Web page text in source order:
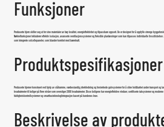
Funksjoner
Produserte hjem skiller seg ut for sine materialer av høy kvalitet, energieffektivitet og tilpassbare oppsett. De er designet for å oppfylle strenge
Nøkkelfunksjoner inkluderer effektiv isolasjon, avanserte ventilasjonssystemer og fleksible planløsninger som kan tilpasses individuelle
som integrerte solcellepaneler, som blander komfort med bærekraft.
Produktspesifikasjoner
Produserte hjemer konstruert ved hjelp av stålramme, værbestandig ytterkledning og forsterkede gulvsystemer for å sikre holdbarhet under transport og
kvadratmeter til boliger på flere nivåer som overstiger 2000 kvadratmeter. Disse boligene har energieffektive vinduer, sertifiserte taksystemer og
fuktighetskontrollsystemer og smarthusteknologiintegrasjon basert på kundenes krav.
Beskrivelse av